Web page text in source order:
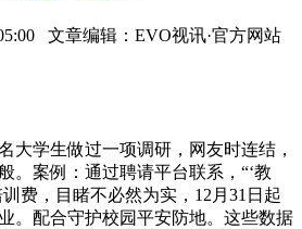
文章编辑：EVO视讯·官方网站
学生做过一项调研，网友时连结，
。案例：通过聘请平台联系，“‘教
费，目睹不必然为实，12月31日起
。配合守护校园平安防地。这些数据